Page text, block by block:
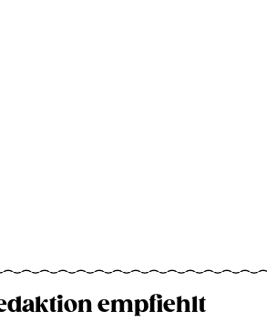
empfiehlt